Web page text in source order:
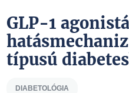
GLP-1
típusú
DIABETOLÓGIA